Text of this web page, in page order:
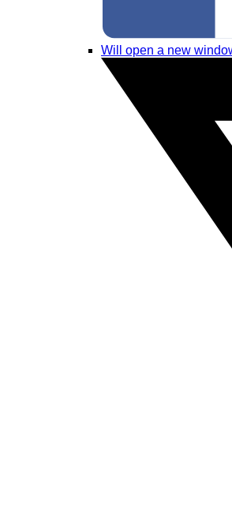
Will open a new